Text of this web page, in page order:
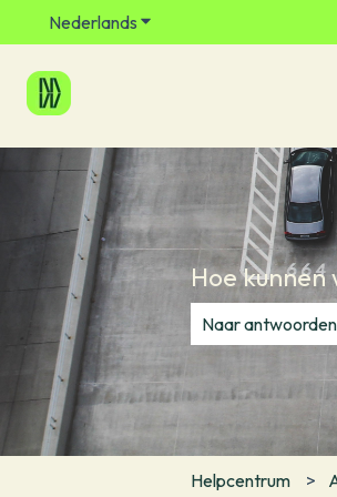
Nederlands Submenu tonen voor
Hoe kunnen
Er zijn geen
Helpcentrum